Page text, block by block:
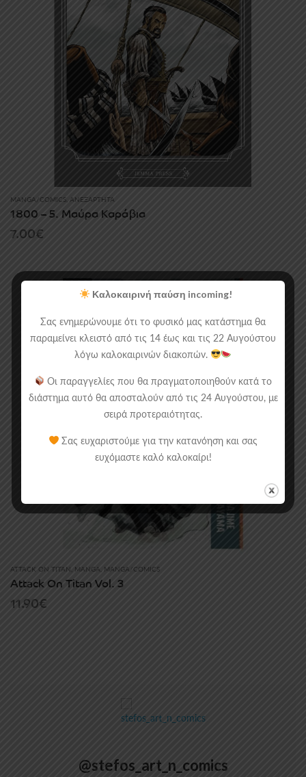
MANGA/COMICS, ΑΝΕΞΆΡΤΗΤΑ
1800 – 5. Μαύρα Καράβια
7.00€
ATTACK ON TITAN , MANGA, MANGA/COMICS
Attack On Titan Vol. 3
11.90€
@stefos_art_n_comics
Καλοκαιρινή παύση incoming!
Σας ενημερώνουμε ότι το φυσικό μας κατάστημα θα
παραμείνει κλειστό από τις 14 έως και τις 22 Αυγούστου
λόγω καλοκαιρινών διακοπών.
Οι παραγγελίες που θα πραγματοποιηθούν κατά το
διάστημα αυτό θα αποσταλούν από τις 24 Αυγούστου, με
σειρά προτεραιότητας.
Σας ευχαριστούμε για την κατανόηση και σας
ευχόμαστε καλό καλοκαίρι!